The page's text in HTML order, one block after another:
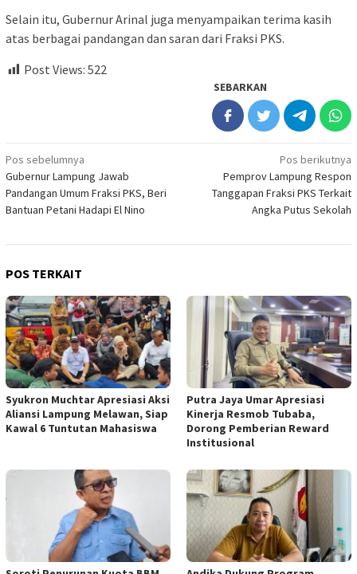
Selain itu, Gubernur Arinal juga menyampaikan terima kasih
atas berbagai pandangan dan saran dari Fraksi PKS.
Post Views: 522
SEBARKAN
Navigasi
pos
Pos sebelumnya
Gubernur Lampung Jawab
Pandangan Umum Fraksi PKS, Beri
Bantuan Petani Hadapi El Nino
Pos berikutnya
Pemprov Lampung Respon
Tanggapan Fraksi PKS Terkait
Angka Putus Sekolah
POS TERKAIT
Syukron Muchtar Apresiasi Aksi
Aliansi Lampung Melawan, Siap
Kawal 6 Tuntutan Mahasiswa
Putra Jaya Umar Apresiasi
Kinerja Resmob Tubaba,
Dorong Pemberian Reward
Institusional